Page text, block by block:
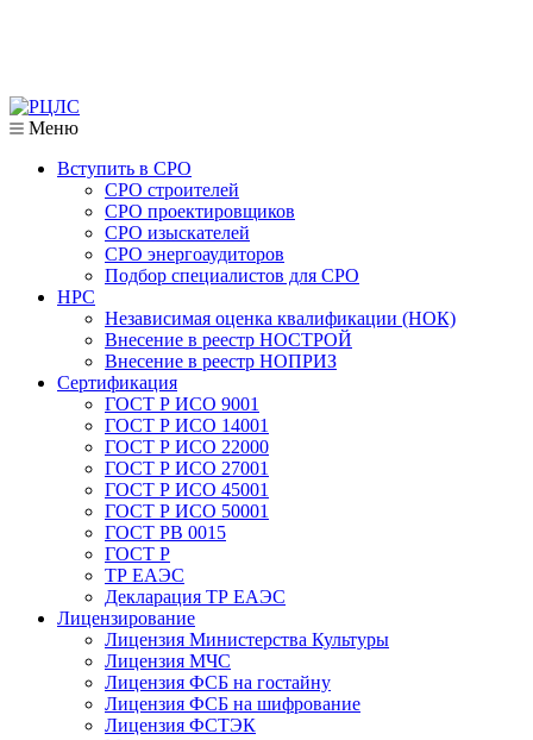
Меню
Вступить в СРО
СРО строителей
СРО проектировщиков
СРО изыскателей
СРО энергоаудиторов
Подбор специалистов для СРО
НРС
Независимая оценка квалификации (НОК)
Внесение в реестр НОСТРОЙ
Внесение в реестр НОПРИЗ
Сертификация
ГОСТ Р ИСО 9001
ГОСТ Р ИСО 14001
ГОСТ Р ИСО 22000
ГОСТ Р ИСО 27001
ГОСТ Р ИСО 45001
ГОСТ Р ИСО 50001
ГОСТ РВ 0015
ГОСТ Р
ТР ЕАЭС
Декларация ТР ЕАЭС
Лицензирование
Лицензия Министерства Культуры
Лицензия МЧС
Лицензия ФСБ на гостайну
Лицензия ФСБ на шифрование
Лицензия ФСТЭК